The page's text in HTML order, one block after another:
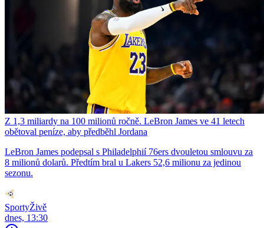
Z 1,3 miliardy na 100 milionů ročně. LeBron James ve 41 letech
obětoval peníze, aby předběhl Jordana
LeBron James podepsal s Philadelphií 76ers dvouletou smlouvu za
8 milionů dolarů. Předtím bral u Lakers 52,6 milionu za jedinou
sezonu.
SportyŽivě
dnes, 13:30